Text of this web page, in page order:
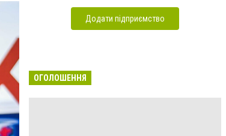
Додати підприємство
ОГОЛОШЕННЯ